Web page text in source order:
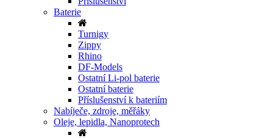
Baterie
Turnigy
Zippy
Rhino
DF-Models
Ostatní Li-pol baterie
Ostatní baterie
Příslušenství k bateriím
Nabíječe, zdroje, měřáky
Oleje, lepidla, Nanoprotech